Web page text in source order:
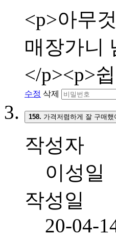
<p>아무
매장가니
</p><p>
수정 삭제
158. 가격저렴하게 잘 구매했
작성자
이성일
작성일
20-04-